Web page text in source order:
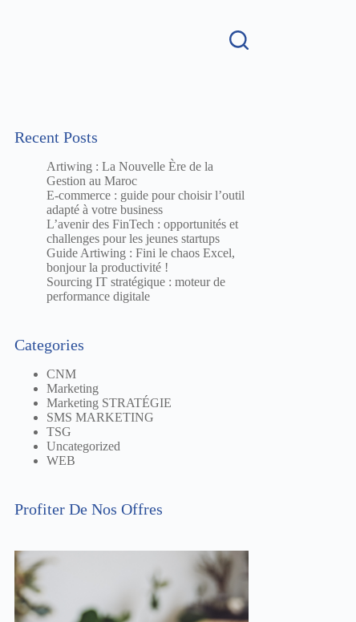
Recent Posts
Artiwing : La Nouvelle Ère de la
Gestion au Maroc
E-commerce : guide pour choisir l’outil
adapté à votre business
L’avenir des FinTech : opportunités et
challenges pour les jeunes startups
Guide Artiwing : Fini le chaos Excel,
bonjour la productivité !
Sourcing IT stratégique : moteur de
performance digitale
Categories
CNM
Marketing
Marketing STRATÉGIE
SMS MARKETING
TSG
Uncategorized
WEB
Profiter De Nos Offres